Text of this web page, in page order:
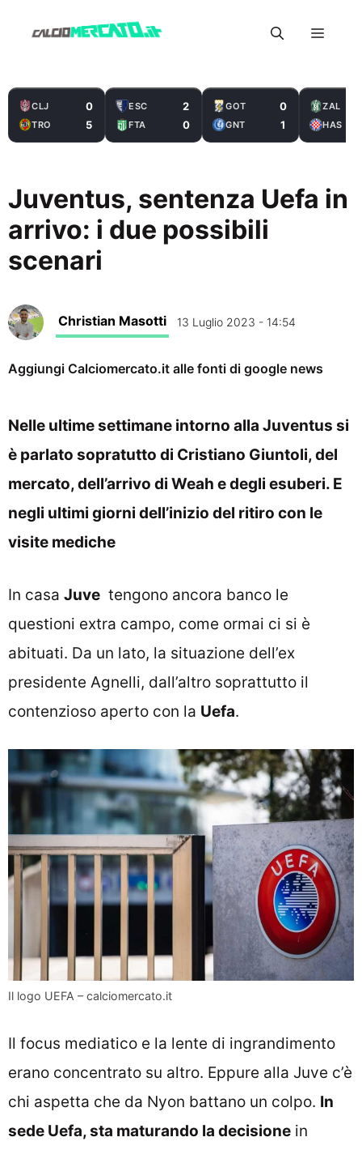
Menu
CLJ 0
TRO 5
ESC 2
FTA 0
GOT 0
GNT 1
ZAL
HAS
Juventus, sentenza Uefa in
arrivo: i due possibili
scenari
Christian Masotti 13 Luglio 2023 - 14:54
Aggiungi Calciomercato.it alle fonti di google news
Nelle ultime settimane intorno alla Juventus si
è parlato sopratutto di Cristiano Giuntoli, del
mercato, dell’arrivo di Weah e degli esuberi. E
negli ultimi giorni dell’inizio del ritiro con le
visite mediche
In casa Juve tengono ancora banco le
questioni extra campo, come ormai ci si è
abituati. Da un lato, la situazione dell’ex
presidente Agnelli, dall’altro soprattutto il
contenzioso aperto con la Uefa.
Il logo UEFA – calciomercato.it
Il focus mediatico e la lente di ingrandimento
erano concentrato su altro. Eppure alla Juve c’è
chi aspetta che da Nyon battano un colpo. In
sede Uefa, sta maturando la decisione in